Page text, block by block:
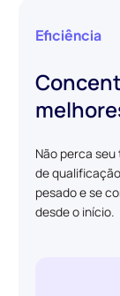
Eficiência
Não perca
de
pesado e se
desde o início.